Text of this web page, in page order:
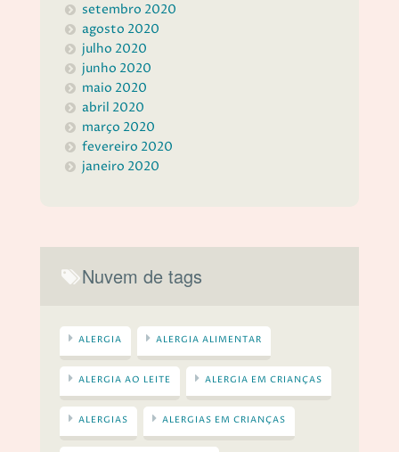
setembro 2020
agosto 2020
julho 2020
junho 2020
maio 2020
abril 2020
março 2020
fevereiro 2020
janeiro 2020
Nuvem de tags
ALERGIA ALERGIA ALIMENTAR
ALERGIA AO LEITE ALERGIA EM CRIANÇAS
ALERGIAS ALERGIAS EM CRIANÇAS